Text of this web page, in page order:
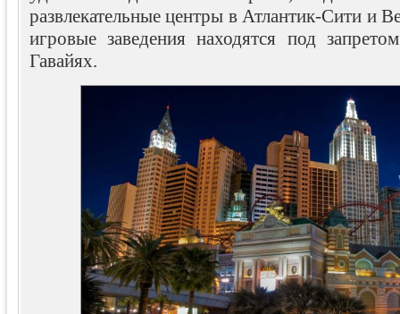
развлекательные центры в Атлантик-Сити и
игровые заведения находятся под
Гавайях.